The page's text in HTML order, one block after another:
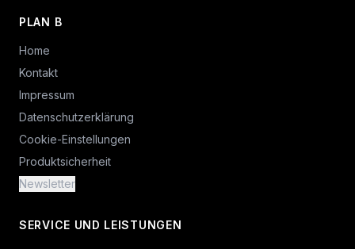
PLAN B
Home
Kontakt
Impressum
Datenschutzerklärung
Cookie-Einstellungen
Produktsicherheit
Newsletter
SERVICE UND LEISTUNGEN